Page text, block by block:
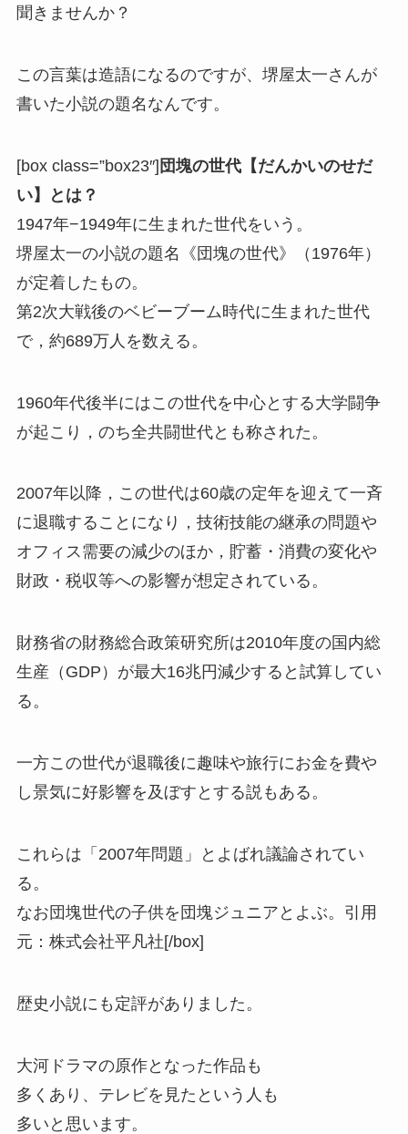
聞きませんか？
この言葉は造語になるのですが、堺屋太一さんが
書いた小説の題名なんです。
[box class=”box23″] 団塊の世代【だんかいのせだ
い】とは？
1947年−1949年に生まれた世代をいう。
堺屋太一の小説の題名《団塊の世代》（1976年）
が定着したもの。
第2次大戦後のベビーブーム時代に生まれた世代
で，約689万人を数える 。
1960年代後半にはこの世代を中心とする大学闘争
が起こり，のち全共闘世代とも称された。
2007年以降，この世代は60歳の定年を迎えて一斉
に退職することになり，技術技能の継承の問題や
オフィス需要の減少のほか，貯蓄・消費の変化や
財政・税収等への影響が想定されている。
財務省の財務総合政策研究所は2010年度の国内総
生産（GDP）が最大16兆円減少すると試算してい
る。
一方この世代が退職後に趣味や旅行にお金を費や
し景気に好影響を及ぼすとする説もある。
これらは「2007年問題」とよばれ議論されてい
る。
なお団塊世代の子供を団塊ジュニアとよぶ。 引用
元：株式会社平凡社[/box]
歴史小説にも定評がありました。
大河ドラマの原作となった作品も
多くあり、テレビを見たという人も
多いと思います。